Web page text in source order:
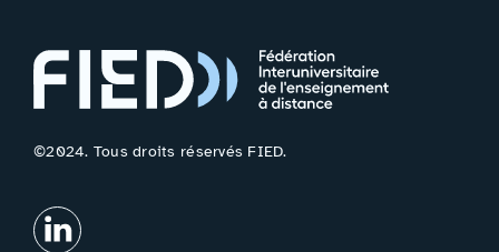
©2024. Tous droits réservés FIED.